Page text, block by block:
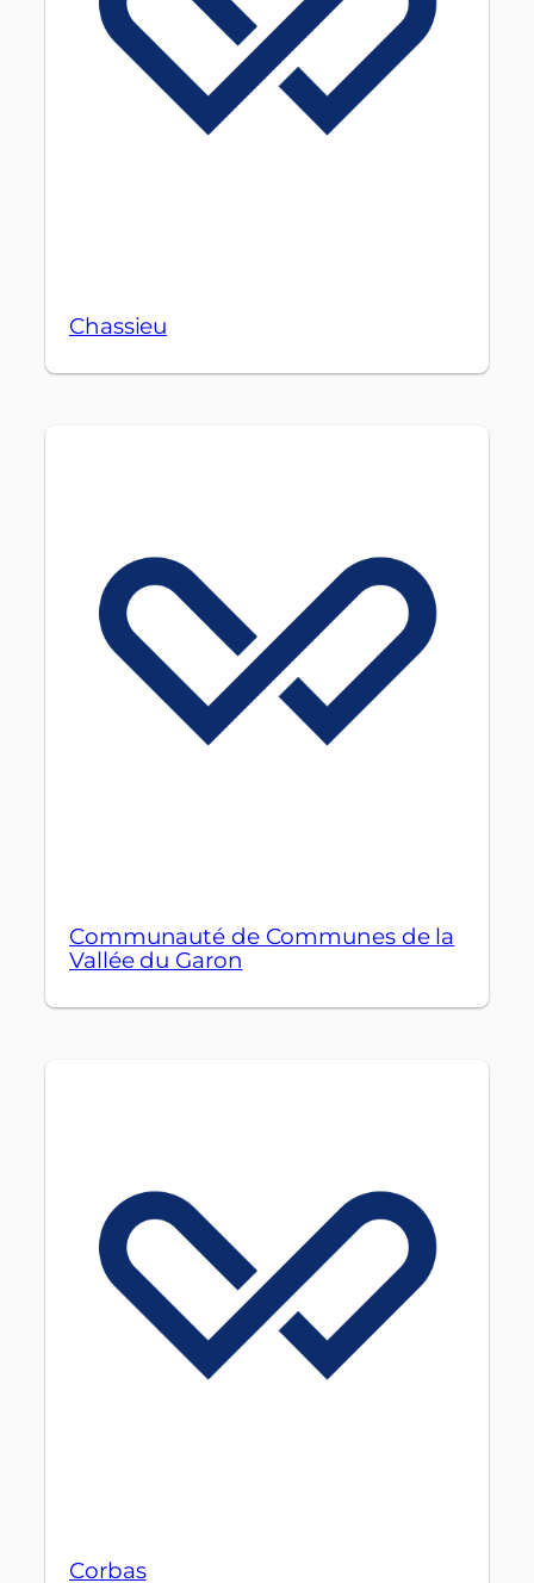
Chassieu
Communauté de Communes de la
Vallée du Garon
Corbas